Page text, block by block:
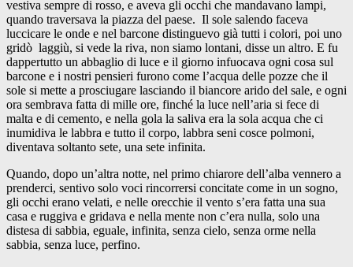
vestiva sempre di rosso, e aveva gli occhi che mandavano lampi,
quando traversava la piazza del paese. Il sole salendo faceva
luccicare le onde e nel barcone distinguevo già tutti i colori, poi uno
gridò laggiù, si vede la riva, non siamo lontani, disse un altro. E fu
dappertutto un abbaglio di luce e il giorno infuocava ogni cosa sul
barcone e i nostri pensieri furono come l’acqua delle pozze che il
sole si mette a prosciugare lasciando il biancore arido del sale, e ogni
ora sembrava fatta di mille ore, finché la luce nell’aria si fece di
malta e di cemento, e nella gola la saliva era la sola acqua che ci
inumidiva le labbra e tutto il corpo, labbra seni cosce polmoni,
diventava soltanto sete, una sete infinita.
Quando, dopo un’altra notte, nel primo chiarore dell’alba vennero a
prenderci, sentivo solo voci rincorrersi concitate come in un sogno,
gli occhi erano velati, e nelle orecchie il vento s’era fatta una sua
casa e ruggiva e gridava e nella mente non c’era nulla, solo una
distesa di sabbia, eguale, infinita, senza cielo, senza orme nella
sabbia, senza luce, perfino.